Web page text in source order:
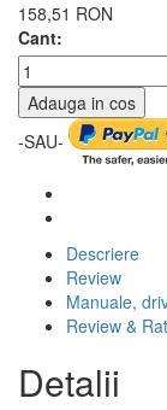
158,51 RON
Cant:
Adauga in cos
-SAU-
Descriere
Review
Manuale,
Review &
Detalii